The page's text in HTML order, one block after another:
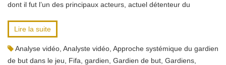
dont il fut l’un des principaux acteurs, actuel détenteur du
Lire la suite
Analyse vidéo Analyste vidéo Approche systémique du gardien
de but dans le jeu
Fifa gardien Gardien de but Gardiens